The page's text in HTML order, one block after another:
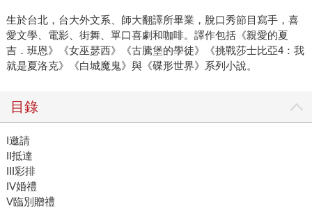
生於台北，台大外文系、師大翻譯所畢業，脫口秀節目寫手，喜
愛文學、電影、街舞、單口喜劇和咖啡。譯作包括《親愛的夏
吉．班恩》《女巫瑟西》《古騰堡的學徒》《挑戰莎士比亞4：我
就是夏洛克》《白城魔鬼》與《碟形世界》系列小說。
目錄
I邀請
II抵達
III彩排
IV婚禮
V臨別贈禮